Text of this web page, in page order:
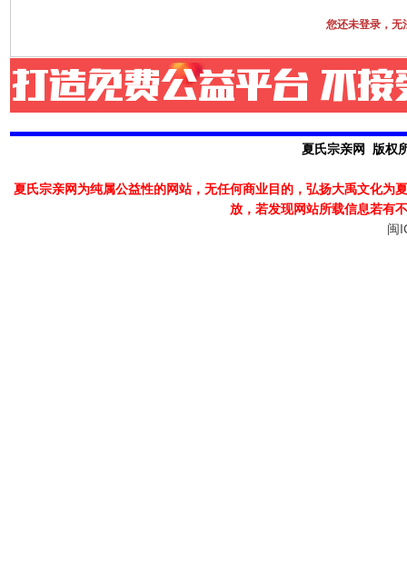
您还未登录，无
夏氏宗亲网 版权
夏氏宗亲网为纯属公益性的网站，无任何商业目的，弘扬大禹文化为
放，若发现网站所载信息若有
闽